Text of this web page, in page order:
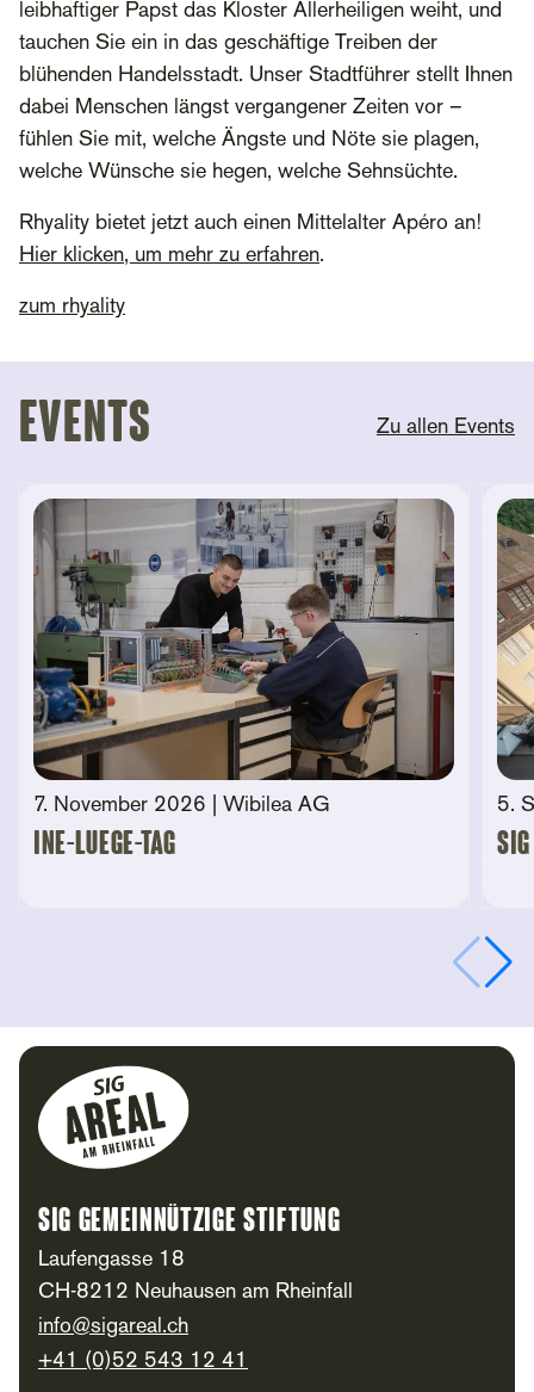
leibhaftiger Papst das Kloster Allerheiligen weiht, und
tauchen Sie ein in das geschäftige Treiben der
blühenden Handelsstadt. Unser Stadtführer stellt Ihnen
dabei Menschen längst vergangener Zeiten vor –
fühlen Sie mit, welche Ängste und Nöte sie plagen,
welche Wünsche sie hegen, welche Sehnsüchte.
Rhyality bietet jetzt auch einen Mittelalter Apéro an!
Hier klicken, um mehr zu erfahren.
zum rhyality
Events Zu allen Events
7. November 2026 | Wibilea AG
Ine-Luege-Tag
5.
SIG Gemeinnützige Stiftung
Laufengasse 18
CH-8212 Neuhausen am Rheinfall
info@sigareal.ch
+41 (0)52 543 12 41